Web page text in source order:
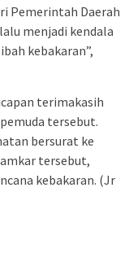
Pemerintah Daerah
menjadi kendala
kebakaran”,
terimakasih
tersebut.
bersurat ke
tersebut,
kebakaran. (Jr